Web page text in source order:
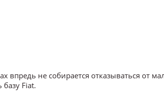
впредь не собирается отказываться от
базу Fiat.